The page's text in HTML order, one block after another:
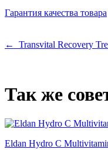
Гарантия качества товара
← Transvital Recovery
Так же
Eldan Hydro C